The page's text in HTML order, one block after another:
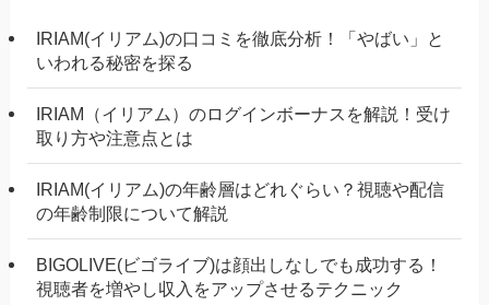
IRIAM(イリアム)の口コミを徹底分析！「やばい」と
いわれる秘密を探る
IRIAM（イリアム）のログインボーナスを解説！受け
取り方や注意点とは
IRIAM(イリアム)の年齢層はどれぐらい？視聴や配信
の年齢制限について解説
BIGOLIVE(ビゴライブ)は顔出しなしでも成功する！
視聴者を増やし収入をアップさせるテクニック